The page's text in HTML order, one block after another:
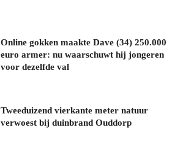
Online gokken maakte Dave (34) 250.000
euro armer: nu waarschuwt hij jongeren
voor dezelfde val
Tweeduizend vierkante meter natuur
verwoest bij duinbrand Ouddorp